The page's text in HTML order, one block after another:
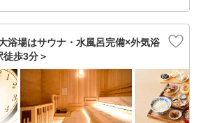
浴場はサウナ・水風呂完備×外気浴
徒歩3分＞